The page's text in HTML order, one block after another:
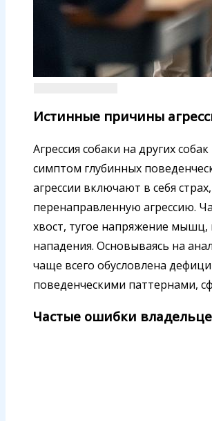
Истинные причины
Агрессия собаки на других
симптом глубинных
агрессии включают в себя
перенаправленную агрессию.
хвост, тугое напряжение
нападения. Основываясь на
чаще всего обусловлена
поведенческими паттернами,
Частые ошибки